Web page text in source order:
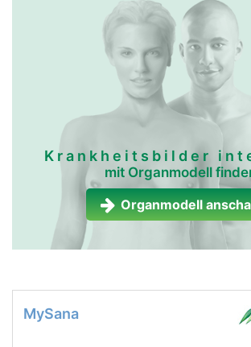
Krankheitsbilder
mit Organmodell
Organmodell
MySana